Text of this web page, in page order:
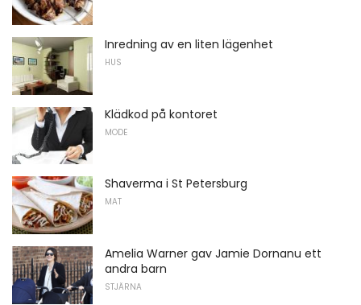
Inredning av en liten lägenhet
HUS
Klädkod på kontoret
MODE
Shaverma i St Petersburg
MAT
Amelia Warner gav Jamie Dornanu ett
andra barn
STJÄRNA